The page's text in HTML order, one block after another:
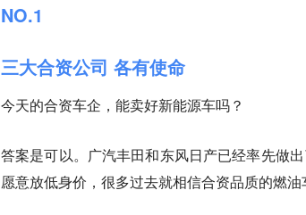
NO.1
三大合资公司 各有使命
今天的合资车企，能卖好新能源车吗？
答案是可以。广汽丰田和东风日产已经率先做
愿意放低身价，很多过去就相信合资品质的燃油